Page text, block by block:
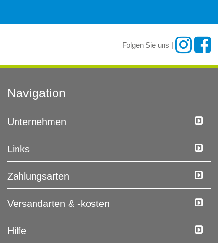
Folgen Sie uns |
Navigation
Unternehmen
Links
Zahlungsarten
Versandarten & -kosten
Hilfe